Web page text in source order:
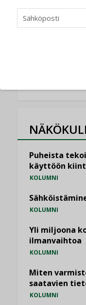
Puheista
käyttöön
KOLUMNI
KOLUMNI
Yli miljoona
ilmanvaihtoa
KOLUMNI
Miten
saatavien
KOLUMNI